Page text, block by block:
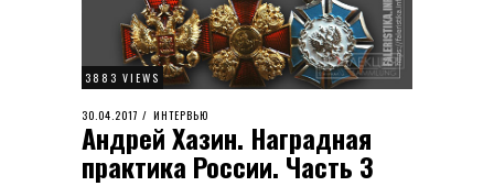
3883 VIEWS
POSTED
ON
30.04.2017 27.01.2024
ИНТЕРВЬЮ
Андрей Хазин. Наградная
практика России. Часть 3